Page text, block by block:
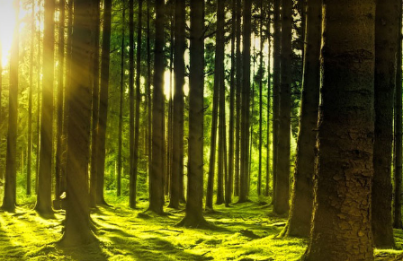
Wir sorgen
für eine
grüne
Umwelt.